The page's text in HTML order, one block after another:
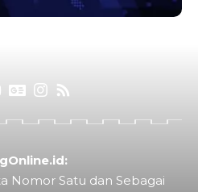
Nomor Satu dan Sebagai